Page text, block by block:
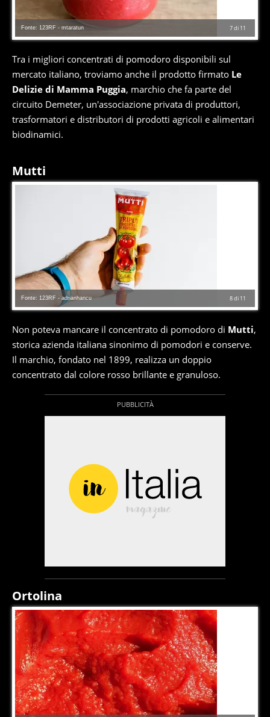
7di 11
Fonte: 123RF - mtaratun
Tra i migliori concentrati di pomodoro disponibili sul
mercato italiano, troviamo anche il prodotto firmato Le
Delizie di Mamma Puggia, marchio che fa parte del
circuito Demeter, un'associazione privata di produttori,
trasformatori e distributori di prodotti agricoli e alimentari
biodinamici.
Mutti
8di 11
Fonte: 123RF - adrianhancu
Non poteva mancare il concentrato di pomodoro di Mutti,
storica azienda italiana sinonimo di pomodori e conserve.
Il marchio, fondato nel 1899, realizza un doppio
concentrato dal colore rosso brillante e granuloso.
Ortolina